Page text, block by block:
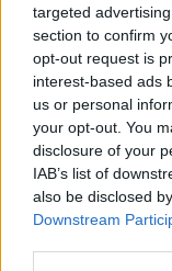
targeted
section to confirm
opt-out request is
interest-based ads
us or personal
your opt-out. You
disclosure of your
IAB’s list of
also be disclosed
Downstream